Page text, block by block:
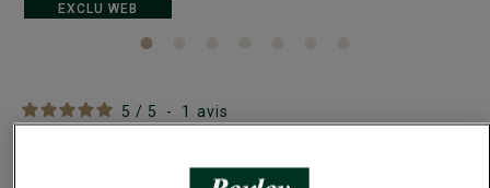
5 / 5 - 1 avis
EXCLU WEB